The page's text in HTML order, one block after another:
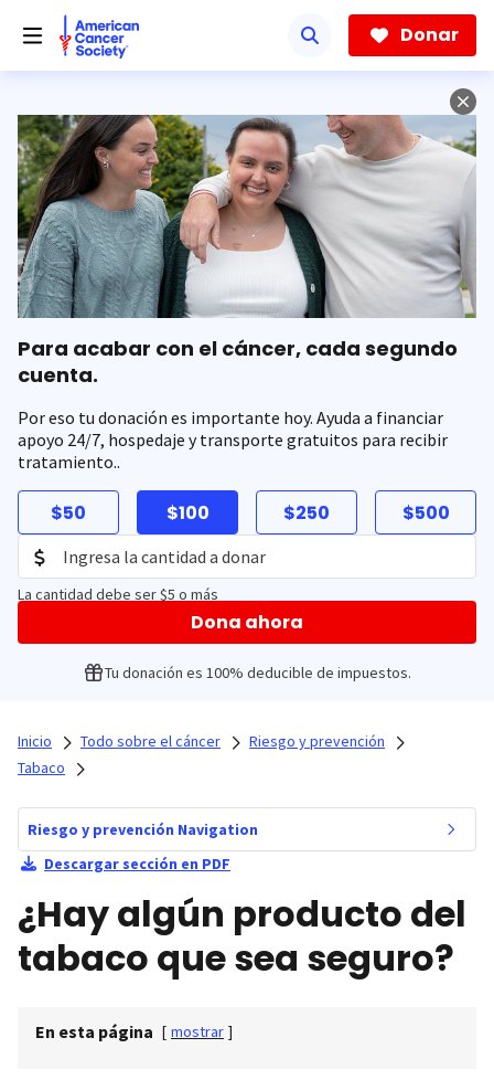
hacia
contenido
Donar
Para acabar con el cáncer, cada segundo
cuenta.
Por eso tu donación es importante hoy. Ayuda a financiar
apoyo 24/7, hospedaje y transporte gratuitos para recibir
tratamiento..
$50 $100 $250 $500
La cantidad debe ser $5 o más
Dona ahora
Tu donación es 100% deducible de impuestos.
Inicio Todo sobre el cáncer
Riesgo y prevención
Tabaco
Riesgo y prevención Navigation
Descargar sección en PDF
¿Hay algún producto del
tabaco que sea seguro?
En esta página [ mostrar ]